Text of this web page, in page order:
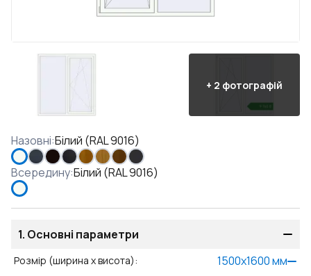
+ 2 фотографій
Назовні:Білий (RAL 9016)
Всередину:Білий (RAL 9016)
1. Основні параметри
Розмір (ширина x висота): 1500x1600мм